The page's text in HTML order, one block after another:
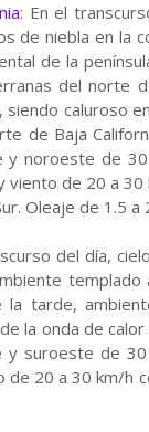
: En el
de niebla en la
de la
del norte
caluroso
de Baja
y noroeste de
viento de 20 a
Oleaje de 1.5
del día,
la tarde,
la onda de
y suroeste de
de 20 a 30 km/h